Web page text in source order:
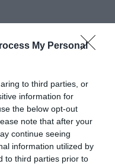
My Personal
to third parties, or
information for
the below opt-out
note that after your
continue seeing
information utilized by
to third parties prior to
films & séries à
visiter à Londres